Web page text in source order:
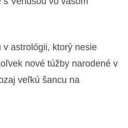
astrológii, ktorý nesie
nové túžby narodené v
veľkú šancu na